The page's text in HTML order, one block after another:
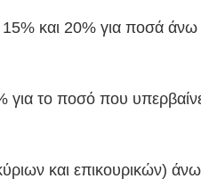
και 20% για ποσά
το ποσό που
και επικουρικών)